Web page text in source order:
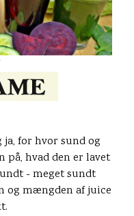
ja, for hvor sund og
på, hvad den er lavet
- meget sundt
og mængden af juice